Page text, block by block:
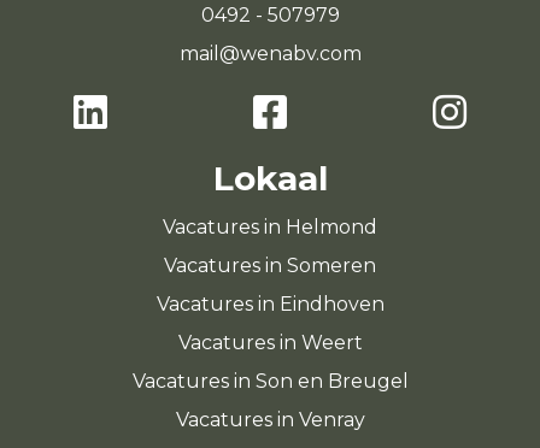
0492 - 507979
mail@wenabv.com
Lokaal
Vacatures in Helmond
Vacatures in Someren
Vacatures in Eindhoven
Vacatures in Weert
Vacatures in Son en Breugel
Vacatures in Venray